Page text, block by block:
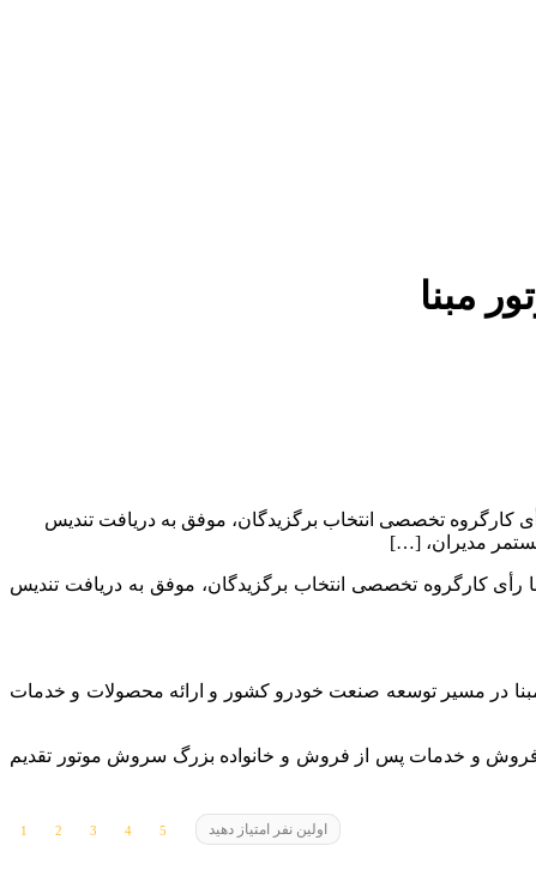
مبنا
۱۴۰۴ برگزار شد، شرکت سروش موتور مبنا با رأی کارگروه تخصصی انتخاب برگزیدگان، موفق به دریافت تندیس
مدیران، […]
برگزار شد، شرکت سروش موتور مبنا با رأی کارگروه تخصصی انتخاب برگزیدگان، موفق به دریافت تندیس
در مسیر توسعه صنعت خودرو کشور و ارائه محصولات و خدمات
فروش و خدمات پس از فروش و خانواده بزرگ سروش موتور تقدیم
اولین نفر امتیاز دهید